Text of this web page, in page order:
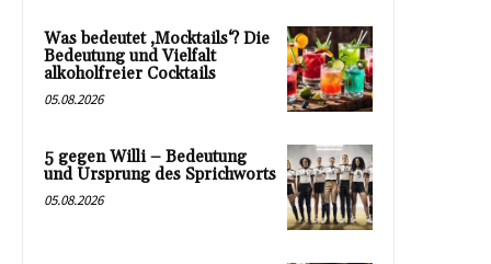
Was bedeutet ‚Mocktails‘? Die
Bedeutung und Vielfalt
alkoholfreier Cocktails
05.08.2026
5 gegen Willi – Bedeutung
und Ursprung des Sprichworts
05.08.2026